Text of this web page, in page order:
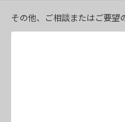
その他、ご相談またはご要望